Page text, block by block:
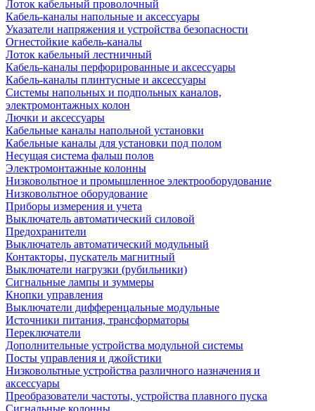
Лоток кабельный проволочный
Кабель-каналы напольные и аксессуары
Указатели напряжения и устройства безопасности
Огнестойкие кабель-каналы
Лоток кабельный лестничный
Кабель-каналы перфорированные и аксессуары
Кабель-каналы плинтусные и аксессуары
Системы напольных и подпольных каналов,
электромонтажных колон
Лючки и аксессуары
Кабельные каналы напольной установки
Кабельные каналы для установки под полом
Несущая система фальш полов
Электромонтажные колонны
Низковольтное и промышленное электрооборудование
Низковольтное оборудование
Приборы измерения и учета
Выключатель автоматический силовой
Предохранители
Выключатель автоматический модульный
Контакторы, пускатель магнитный
Выключатели нагрузки (рубильники)
Сигнальные лампы и зуммеры
Кнопки управления
Выключатели дифференцальные модульные
Источники питания, трансформаторы
Переключатели
Дополнительные устройства модульной системы
Посты управления и джойстики
Низковольтные устройства различного назначения и
аксессуары
Преобразователи частоты, устройства плавного пуска
Сигнальные колонны